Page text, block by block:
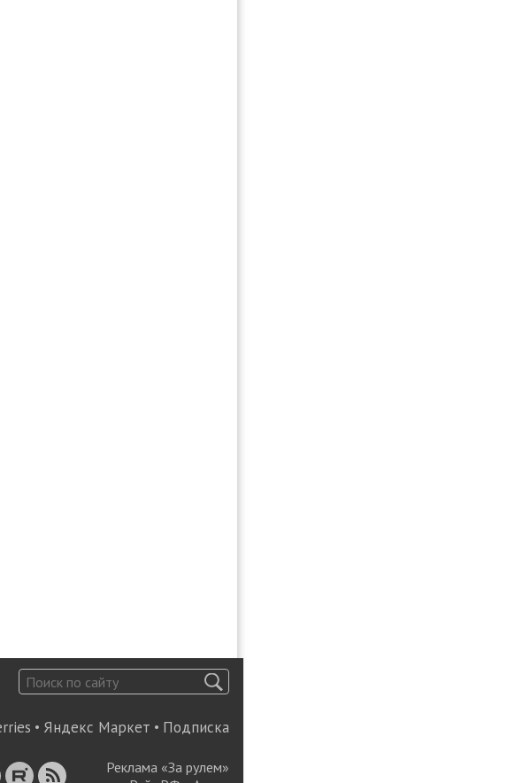
• Яндекс Маркет • Подписка
Реклама «За рулем»